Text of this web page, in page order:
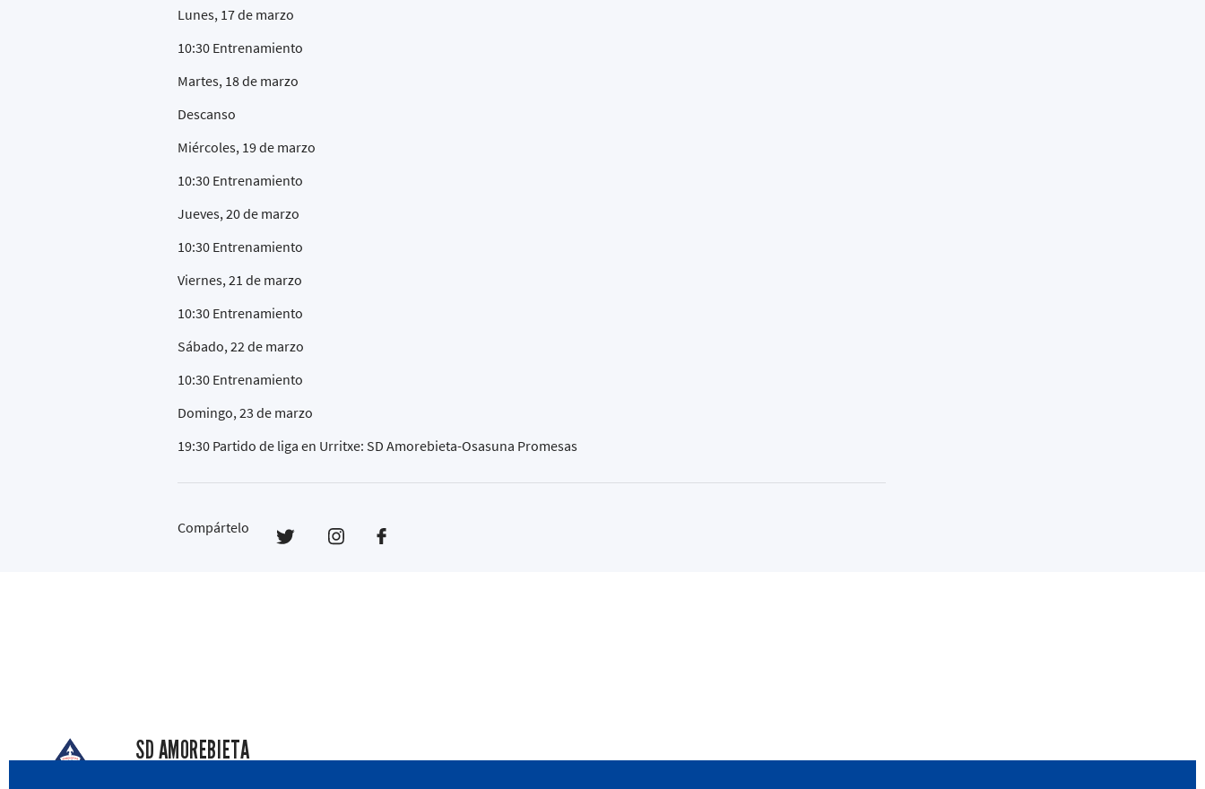
Lunes, 17 de marzo
10:30 Entrenamiento
Martes, 18 de marzo
Descanso
Miércoles, 19 de marzo
10:30 Entrenamiento
Jueves, 20 de marzo
10:30 Entrenamiento
Viernes, 21 de marzo
10:30 Entrenamiento
Sábado, 22 de marzo
10:30 Entrenamiento
Domingo, 23 de marzo
19:30 Partido de liga en Urritxe: SD Amorebieta-Osasuna Promesas
Compártelo
SD AMOREBIETA